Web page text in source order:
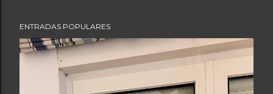
ENTRADAS POPULARES